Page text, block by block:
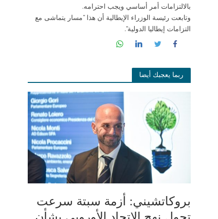
بالالتزامات أمر أساسي ويجب احترامه.
وتابعت رئيسة الوزراء الإيطالية أن هذا “مسار يتماشى مع
التزامات إيطاليا الدولية”.
ربما يعجبك أيضا
بروكاتشيني: أزمة سبتة سرعت